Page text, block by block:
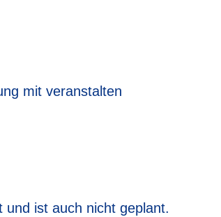
mit veranstalten
ist auch nicht geplant.